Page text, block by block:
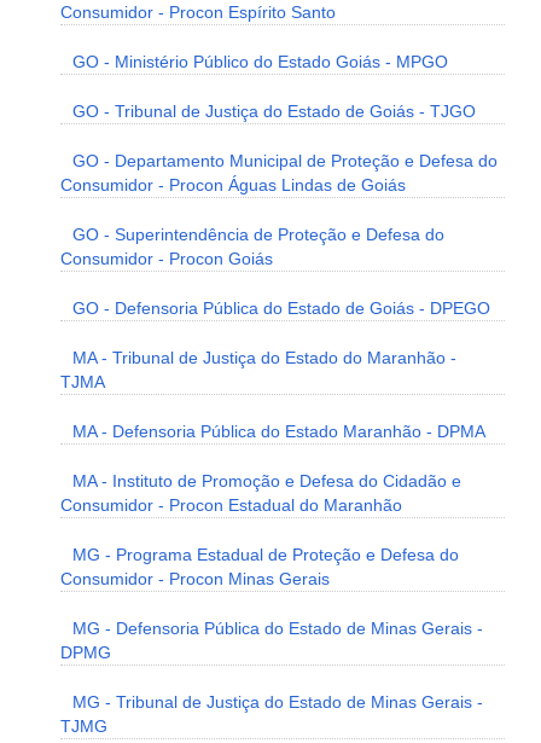
Consumidor - Procon Espírito Santo
GO - Ministério Público do Estado Goiás - MPGO
GO - Tribunal de Justiça do Estado de Goiás - TJGO
GO - Departamento Municipal de Proteção e Defesa do
Consumidor - Procon Águas Lindas de Goiás
GO - Superintendência de Proteção e Defesa do
Consumidor - Procon Goiás
GO - Defensoria Pública do Estado de Goiás - DPEGO
MA - Tribunal de Justiça do Estado do Maranhão -
TJMA
MA - Defensoria Pública do Estado Maranhão - DPMA
MA - Instituto de Promoção e Defesa do Cidadão e
Consumidor - Procon Estadual do Maranhão
MG - Programa Estadual de Proteção e Defesa do
Consumidor - Procon Minas Gerais
MG - Defensoria Pública do Estado de Minas Gerais -
DPMG
MG - Tribunal de Justiça do Estado de Minas Gerais -
TJMG